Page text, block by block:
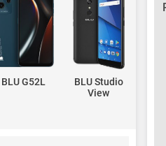
BLU G52L
BLU Studio
View